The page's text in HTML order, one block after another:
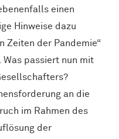
einen
Hinweise dazu
Zeiten der Pandemie“
Was passiert nun mit
an die
im Rahmen des
der